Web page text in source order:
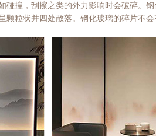
撞，刮擦之类的外力影响时会破碎。
颗粒状并四处散落。钢化玻璃的碎片不